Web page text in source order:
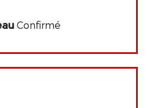
Confirmé